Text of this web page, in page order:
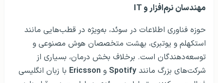
مهندسان نرم‌افزار و IT
حوزه فناوری اطلاعات در سوئد، به‌ویژه در قطب‌هایی مانند
استکهلم و یوتبری، بهشت متخصصان هوش مصنوعی و
توسعه‌دهندگان است. برخلاف بخش درمان، بسیاری از
شرکت‌های بزرگ مانند Spotify و Ericsson با زبان انگلیسی